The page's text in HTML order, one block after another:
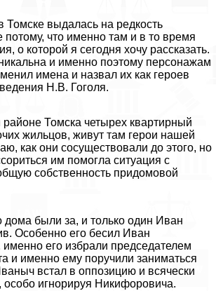
Томске выдалась на редкость
потому, что именно там и в то время
о которой я сегодня хочу рассказать.
и именно поэтому персонажам
имена и назвал их как героев
Н.В. Гоголя.
районе Томска четырех квартирный
жильцов, живут там герои нашей
как они сосуществовали до этого, но
им помогла ситуация с
собственность придомовой
дома были за, и только один Иван
Особенно его бесил Иван
именно его избрали председателем
и именно ему поручили заниматься
встал в оппозицию и всячески
особо игнорируя Никифоровича.